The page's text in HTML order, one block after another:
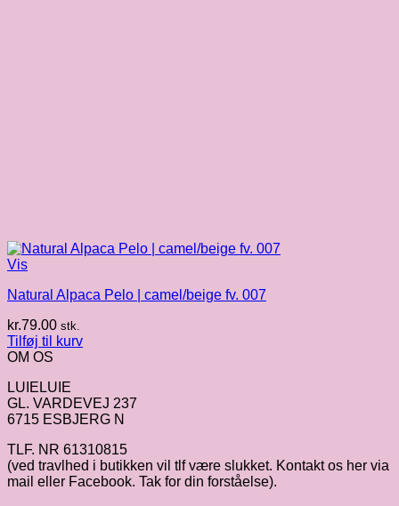
Vis
Natural Alpaca Pelo | camel/beige fv. 007
kr.79.00 stk.
Tilføj til kurv
OM OS
LUIELUIE
GL. VARDEVEJ 237
6715 ESBJERG N
TLF. NR 61310815
(ved travlhed i butikken vil tlf være slukket. Kontakt os her via
mail eller Facebook. Tak for din forståelse).